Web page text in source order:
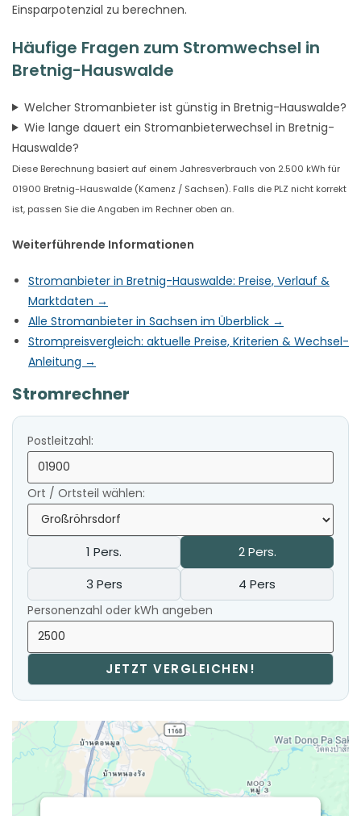
Einsparpotenzial zu berechnen.
Häufige Fragen zum Stromwechsel in
Bretnig-Hauswalde
Welcher Stromanbieter ist günstig in Bretnig-Hauswalde?
Wie lange dauert ein Stromanbieterwechsel in Bretnig-
Hauswalde?
Diese Berechnung basiert auf einem Jahresverbrauch von 2.500 kWh für
01900 Bretnig-Hauswalde (Kamenz / Sachsen). Falls die PLZ nicht korrekt
ist, passen Sie die Angaben im Rechner oben an.
Weiterführende Informationen
Stromanbieter in Bretnig-Hauswalde: Preise, Verlauf &
Marktdaten →
Alle Stromanbieter in Sachsen im Überblick →
Strompreisvergleich: aktuelle Preise, Kriterien & Wechsel-
Anleitung →
Stromrechner
Postleitzahl:
Ort / Ortsteil wählen:
1 Pers.
2 Pers.
3 Pers
4 Pers
Personenzahl oder kWh angeben
JETZT VERGLEICHEN!